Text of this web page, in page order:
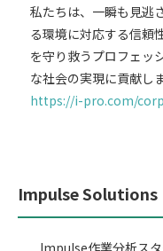
私たちは、一瞬も見逃
る環境に対応する信頼
を守り救うプロフェッ
な社会の実現に貢献しま
https://i-pro.com/
Impulse Solutions